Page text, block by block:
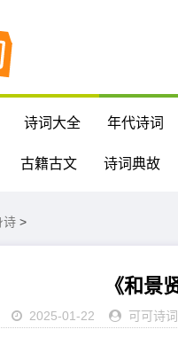
诗词大全 年代诗词
古籍古文 诗词典故
诗 >
《和景
2025-01-22 可可诗